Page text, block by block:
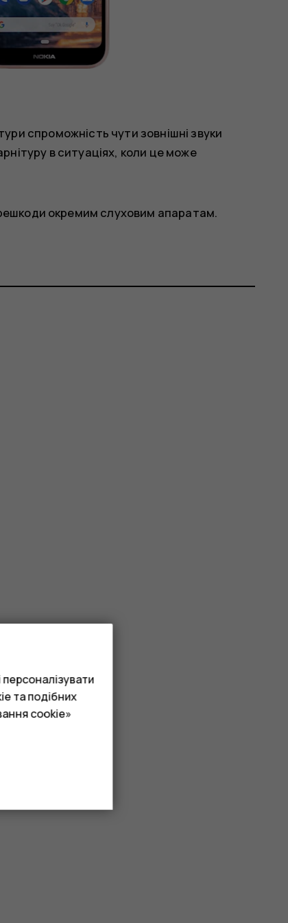
спроможність чути зовнішні звуки
в ситуаціях, коли це може
окремим слуховим апаратам.
та подібних
cookie»